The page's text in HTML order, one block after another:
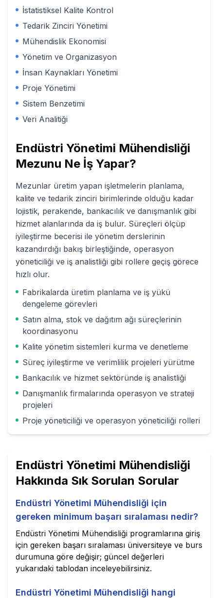
İstatistiksel Kalite Kontrol
Tedarik Zinciri Yönetimi
Mühendislik Ekonomisi
Yönetim ve Organizasyon
İnsan Kaynakları Yönetimi
Proje Yönetimi
Sistem Benzetimi
Veri Analitiği
Endüstri Yönetimi Mühendisliği
Mezunu Ne İş Yapar?
Mezunlar üretim yapan işletmelerin planlama,
kalite ve tedarik zinciri birimlerinde olduğu kadar
lojistik, perakende, bankacılık ve danışmanlık gibi
hizmet alanlarında da iş bulur. Süreçleri ölçüp
iyileştirme becerisi ile yönetim derslerinin
kazandırdığı bakış birleştiğinde, operasyon
yöneticiliği ve iş analistliği gibi rollere geçiş görece
hızlı olur.
Fabrikalarda üretim planlama ve iş yükü
dengeleme görevleri
Satın alma, stok ve dağıtım ağı süreçlerinin
koordinasyonu
Kalite yönetim sistemleri kurma ve denetleme
Süreç iyileştirme ve verimlilik projeleri yürütme
Bankacılık ve hizmet sektöründe iş analistliği
Danışmanlık firmalarında operasyon ve strateji
projeleri
Proje yöneticiliği ve operasyon yöneticiliği rolleri
Endüstri Yönetimi Mühendisliği
Hakkında Sık Sorulan Sorular
Endüstri Yönetimi Mühendisliği için
gereken minimum başarı sıralaması nedir?
Endüstri Yönetimi Mühendisliği programlarına giriş
için gereken başarı sıralaması üniversiteye ve burs
durumuna göre değişir; güncel değerleri
yukarıdaki tablodan inceleyebilirsiniz.
Endüstri Yönetimi Mühendisliği hangi